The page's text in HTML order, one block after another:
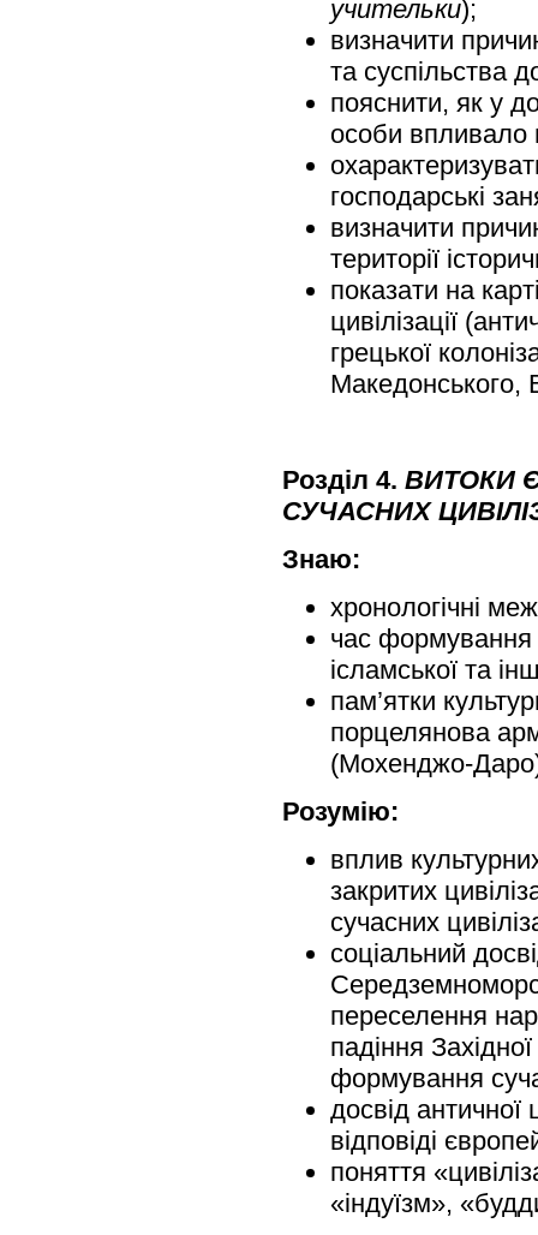
учительки);
визначити
та суспільства
пояснити, як у
особи впливало
господарські
визначити
території
показати на
цивілізації
грецької
Македонського,
Розділ 4. ВИТОКИ
СУЧАСНИХ
Знаю:
хронологічні
час формування
ісламської та
пам’ятки
порцелянова
(Мохенджо-Даро)
Розумію:
вплив
закритих
сучасних
соціальний
переселення
падіння
формування
досвід античної
відповіді
поняття
«індуїзм»,